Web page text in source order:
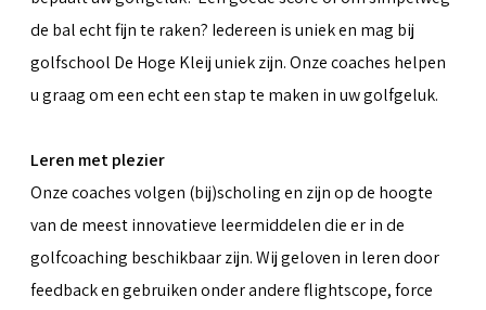
de bal echt fijn te raken? Iedereen is uniek en mag bij
golfschool De Hoge Kleij uniek zijn. Onze coaches helpen
u graag om een echt een stap te maken in uw golfgeluk.
Leren met plezier
Onze coaches volgen (bij)scholing en zijn op de hoogte
van de meest innovatieve leermiddelen die er in de
golfcoaching beschikbaar zijn. Wij geloven in leren door
feedback en gebruiken onder andere flightscope, force